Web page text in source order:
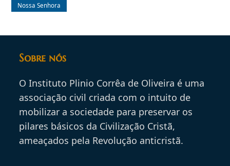
Nossa Senhora
Sobre nós
O Instituto Plinio Corrêa de Oliveira é uma
associação civil criada com o intuito de
mobilizar a sociedade para preservar os
pilares básicos da Civilização Cristã,
ameaçados pela Revolução anticristã.